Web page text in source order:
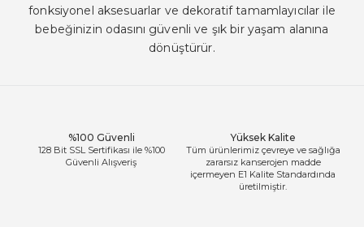
fonksiyonel aksesuarlar ve dekoratif tamamlayıcılar ile
bebeğinizin odasını güvenli ve şık bir yaşam alanına
dönüştürür.
%100 Güvenli
128 Bit SSL Sertifikası ile %100
Güvenli Alışveriş
Yüksek Kalite
Tüm ürünlerimiz çevreye ve sağlığa
zararsız kanserojen madde
içermeyen E1 Kalite Standardında
üretilmiştir.